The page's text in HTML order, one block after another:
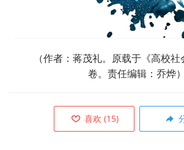
（作者：蒋茂礼。原载于《高校
卷。责任编辑：乔烨）
喜欢 (15)